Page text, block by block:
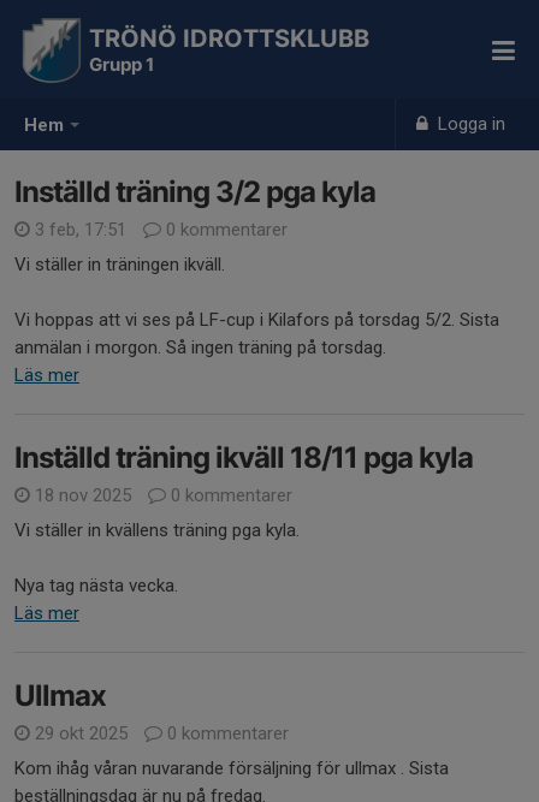
Hem Logga in
TRÖNÖ IDROTTSKLUBB
Grupp 1
Inställd träning 3/2 pga kyla
3 feb, 17:51
0 kommentarer
Vi ställer in träningen ikväll.
Vi hoppas att vi ses på LF-cup i Kilafors på torsdag 5/2. Sista
anmälan i morgon. Så ingen träning på torsdag.
Läs mer
Inställd träning ikväll 18/11 pga kyla
18 nov 2025
0 kommentarer
Vi ställer in kvällens träning pga kyla.
Nya tag nästa vecka.
Läs mer
Ullmax
29 okt 2025
0 kommentarer
Kom ihåg våran nuvarande försäljning för ullmax . Sista
beställningsdag är nu på fredag.